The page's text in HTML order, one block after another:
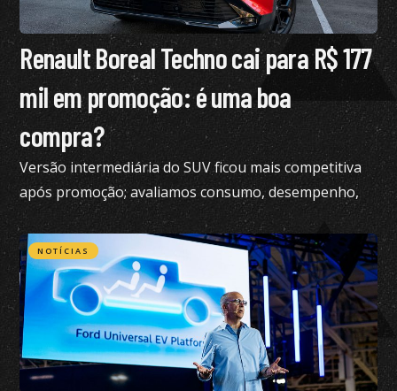
Renault Boreal Techno cai para R$ 177
mil em promoção: é uma boa
compra?
Versão intermediária do SUV ficou mais competitiva
após promoção; avaliamos consumo, desempenho,
conforto e mais
NOTÍCIAS